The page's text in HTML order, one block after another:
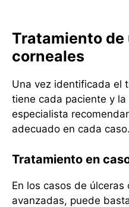
Tratamiento de
corneales
Una vez identificada el
tiene cada paciente y
especialista
adecuado en cada caso.
Tratamiento en
En los casos de
avanzadas, puede